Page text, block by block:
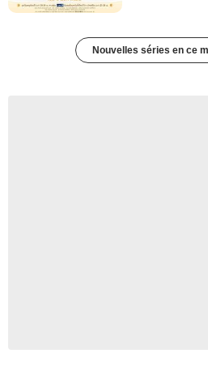
Nouvelles séries en ce